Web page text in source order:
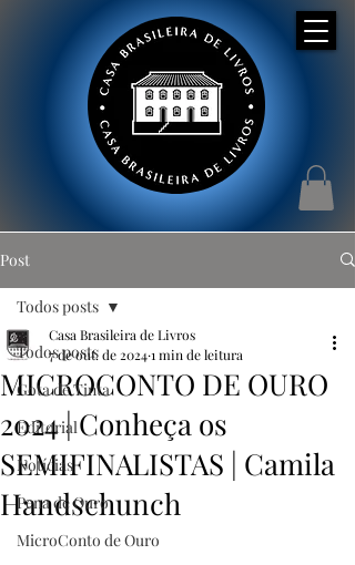
Post
Todos posts
Gota de Tinta
Editorial
Notícias
Pena de Ouro
MicroConto de Ouro
Todos posts
MICROCONTO DE OURO
2024 | Conheça os
SEMIFINALISTAS | Camila
Handschunch
Casa Brasileira de Livros
7 de out. de 20241 min de leitura